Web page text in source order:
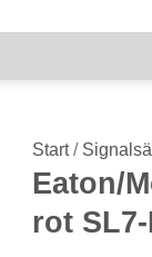
Start /
Eaton/
rot SL7-